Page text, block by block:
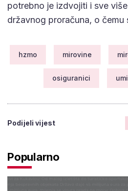
potrebno je izdvojiti i sve
državnog proračuna, o čemu
hzmo mirovine
osiguranici
Podijeli vijest
Popularno